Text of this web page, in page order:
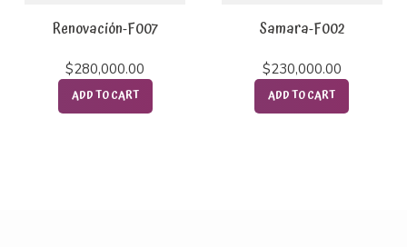
Renovación-F007
$280,000.00
ADD TO CART
Samara-F002
$230,000.00
ADD TO CART